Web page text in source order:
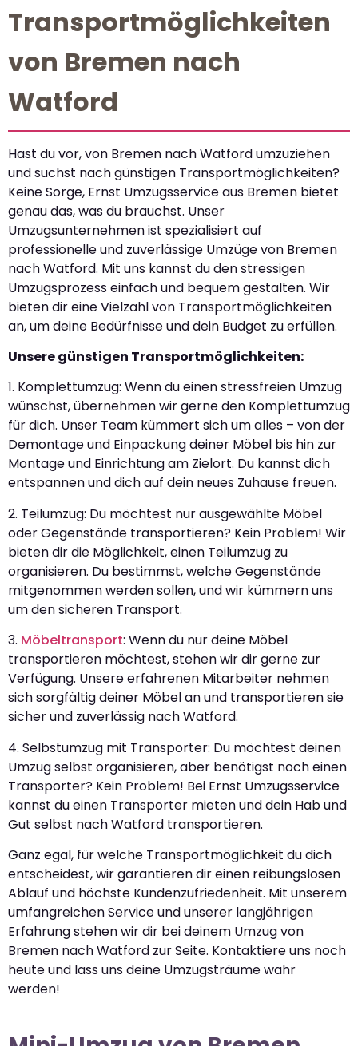
Transportmöglichkeiten
von Bremen nach
Watford
Hast du vor, von Bremen nach Watford umzuziehen
und suchst nach günstigen Transportmöglichkeiten?
Keine Sorge, Ernst Umzugsservice aus Bremen bietet
genau das, was du brauchst. Unser
Umzugsunternehmen ist spezialisiert auf
professionelle und zuverlässige Umzüge von Bremen
nach Watford. Mit uns kannst du den stressigen
Umzugsprozess einfach und bequem gestalten. Wir
bieten dir eine Vielzahl von Transportmöglichkeiten
an, um deine Bedürfnisse und dein Budget zu erfüllen.
Unsere günstigen Transportmöglichkeiten:
1. Komplettumzug: Wenn du einen stressfreien Umzug
wünschst, übernehmen wir gerne den Komplettumzug
für dich. Unser Team kümmert sich um alles – von der
Demontage und Einpackung deiner Möbel bis hin zur
Montage und Einrichtung am Zielort. Du kannst dich
entspannen und dich auf dein neues Zuhause freuen.
2. Teilumzug: Du möchtest nur ausgewählte Möbel
oder Gegenstände transportieren? Kein Problem! Wir
bieten dir die Möglichkeit, einen Teilumzug zu
organisieren. Du bestimmst, welche Gegenstände
mitgenommen werden sollen, und wir kümmern uns
um den sicheren Transport.
3. Möbeltransport: Wenn du nur deine Möbel
transportieren möchtest, stehen wir dir gerne zur
Verfügung. Unsere erfahrenen Mitarbeiter nehmen
sich sorgfältig deiner Möbel an und transportieren sie
sicher und zuverlässig nach Watford.
4. Selbstumzug mit Transporter: Du möchtest deinen
Umzug selbst organisieren, aber benötigst noch einen
Transporter? Kein Problem! Bei Ernst Umzugsservice
kannst du einen Transporter mieten und dein Hab und
Gut selbst nach Watford transportieren.
Ganz egal, für welche Transportmöglichkeit du dich
entscheidest, wir garantieren dir einen reibungslosen
Ablauf und höchste Kundenzufriedenheit. Mit unserem
umfangreichen Service und unserer langjährigen
Erfahrung stehen wir dir bei deinem Umzug von
Bremen nach Watford zur Seite. Kontaktiere uns noch
heute und lass uns deine Umzugsträume wahr
werden!